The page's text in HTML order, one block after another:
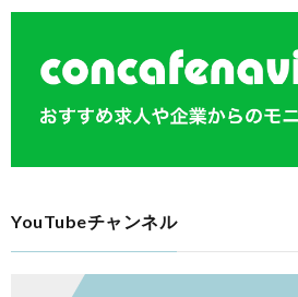
YouTubeチャンネル